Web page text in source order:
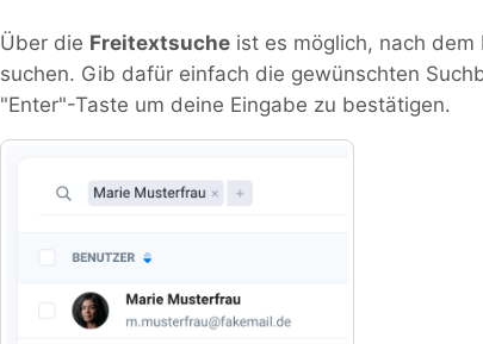
Über die Freitextsuche ist es möglich, nach dem
suchen. Gib dafür einfach die gewünschten
"Enter"-Taste um deine Eingabe zu bestätigen.